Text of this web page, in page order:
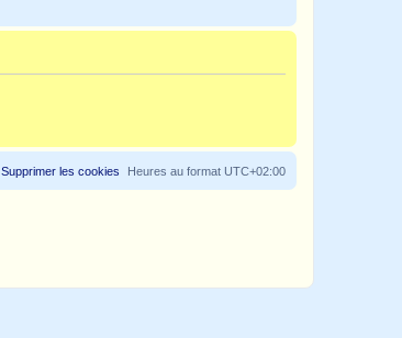
Heures au format UTC+02:00
Supprimer les cookies